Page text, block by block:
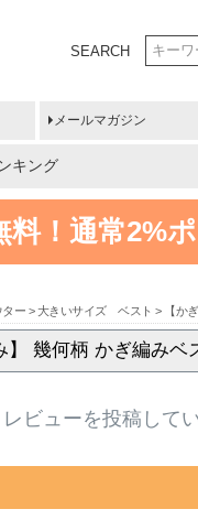
SEARCH
メールマガジン
キング
！ 通常2%
ー 大きいサイズ ベスト 【か
】 幾何柄 かぎ編み
レビューを投稿して